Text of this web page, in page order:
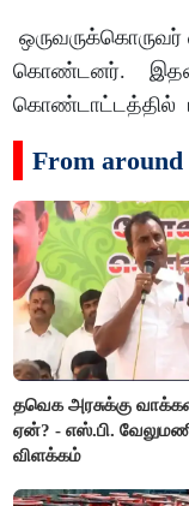
கொண்டனர்.
கொண்டாட்டத்தில்
From around
தவெக அரசுக்கு
ஏன்? - எஸ்.பி.
விளக்கம்